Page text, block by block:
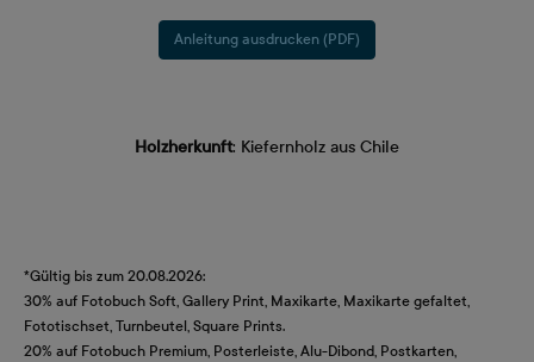
Anleitung ausdrucken (PDF)
Holzherkunft: Kiefernholz aus Chile
*Gültig bis zum 20.08.2026:
30% auf Fotobuch Soft, Gallery Print, Maxikarte, Maxikarte gefaltet,
Fototischset, Turnbeutel, Square Prints.
20% auf Fotobuch Premium, Posterleiste, Alu-Dibond, Postkarten,